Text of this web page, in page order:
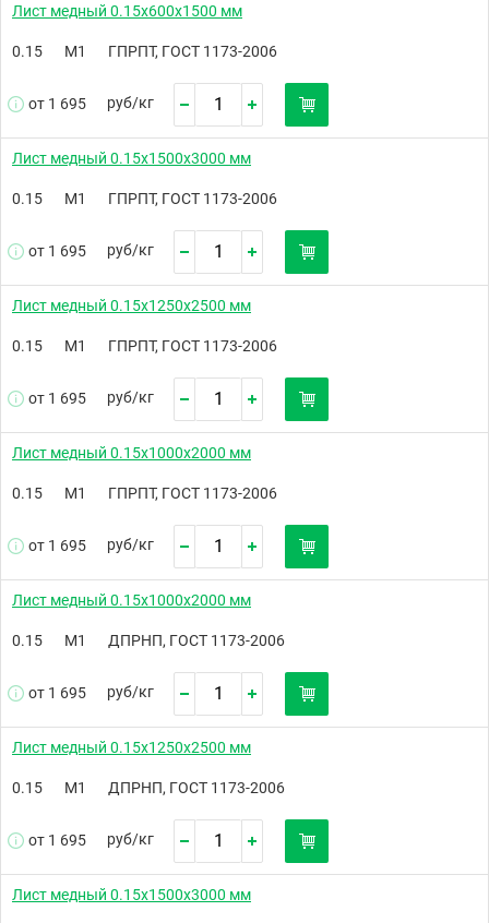
Лист медный 0.15х600х1500 мм
0.15 М1 ГПРПТ, ГОСТ 1173-2006
от 1 695 руб/кг
Лист медный 0.15х1500х3000 мм
0.15 М1 ГПРПТ, ГОСТ 1173-2006
от 1 695 руб/кг
Лист медный 0.15х1250х2500 мм
0.15 М1 ГПРПТ, ГОСТ 1173-2006
от 1 695 руб/кг
Лист медный 0.15х1000х2000 мм
0.15 М1 ГПРПТ, ГОСТ 1173-2006
от 1 695 руб/кг
Лист медный 0.15х1000х2000 мм
0.15 М1 ДПРНП, ГОСТ 1173-2006
от 1 695 руб/кг
Лист медный 0.15х1250х2500 мм
0.15 М1 ДПРНП, ГОСТ 1173-2006
от 1 695 руб/кг
Лист медный 0.15х1500х3000 мм